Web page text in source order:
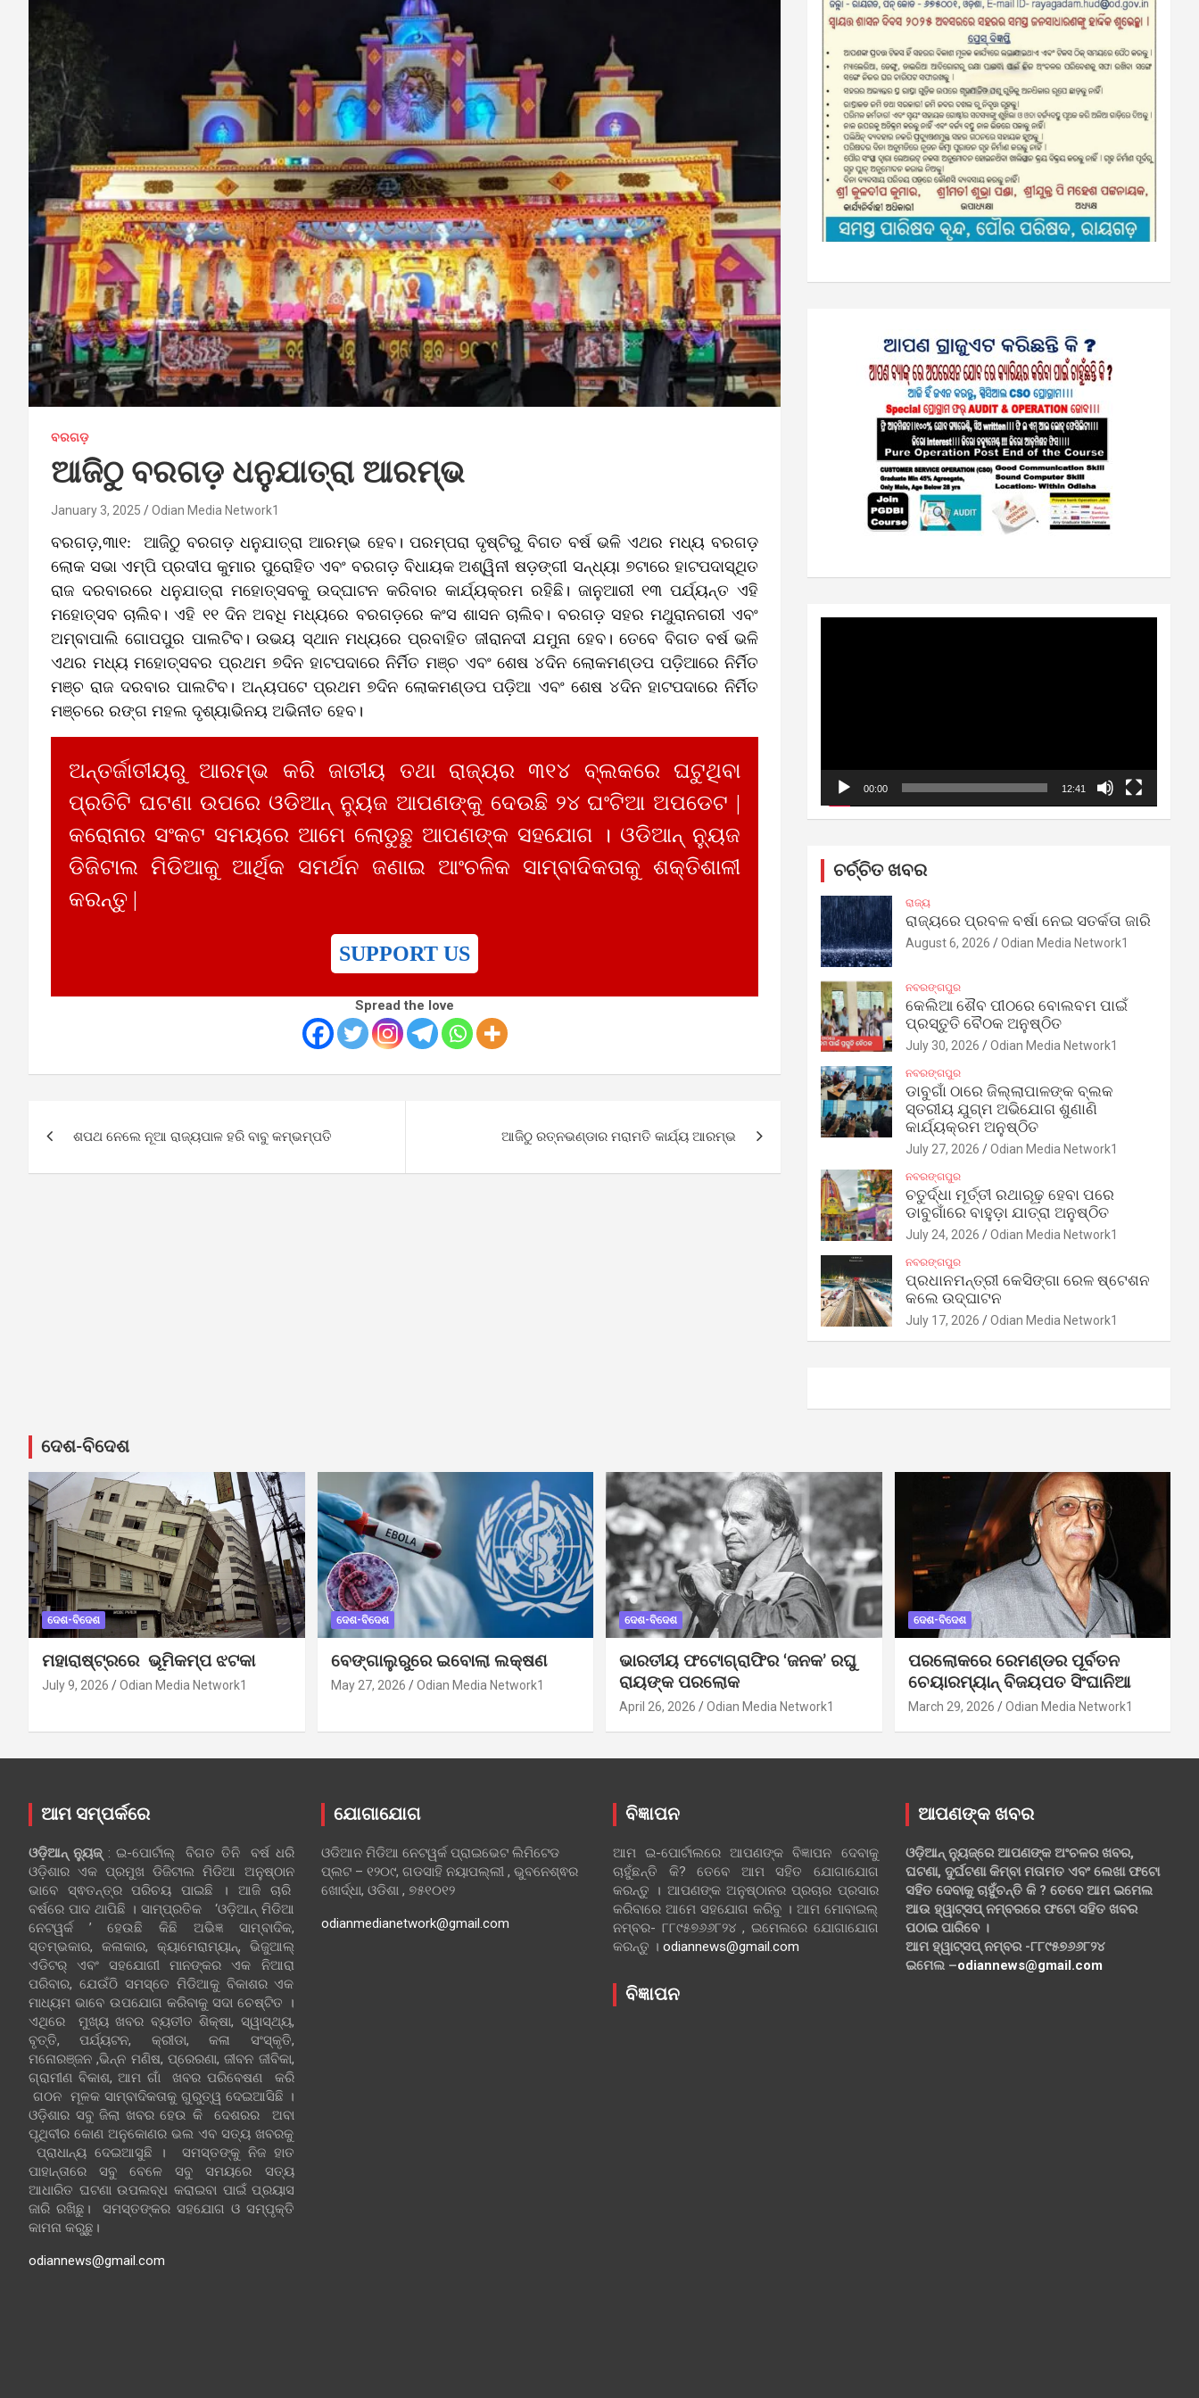
ବରଗଡ଼
ଆଜିଠୁ ବରଗଡ଼ ଧନୁଯାତ୍ରା ଆରମ୍ଭ
January 3, 2025 Odian Media Network1
ବରଗଡ଼,୩ା୧: ଆଜିଠୁ ବରଗଡ଼ ଧନୁଯାତ୍ରା ଆରମ୍ଭ ହେବ। ପରମ୍ପରା ଦୃଷ୍ଟିରୁ ବିଗତ ବର୍ଷ ଭଳି ଏଥର ମଧ୍ୟ ବରଗଡ଼
ଲୋକ ସଭା ଏମ୍‌ପି ପ୍ରଦୀପ କୁମାର ପୁରୋହିତ ଏବଂ ବରଗଡ଼ ବିଧାୟକ ଅଶ୍ୱିନୀ ଷଡ଼ଙ୍ଗୀ ସନ୍ଧ୍ୟା ୭ଟାରେ ହାଟପଦାସ୍ଥିତ
ରାଜ ଦରବାରରେ ଧନୁଯାତ୍ରା ମହୋତ୍ସବକୁ ଉଦ୍‌ଘାଟନ କରିବାର କାର୍ଯ୍ୟକ୍ରମ ରହିଛି। ଜାନୁଆରୀ ୧୩ ପର୍ଯ୍ୟନ୍ତ ଏହି
ମହୋତ୍ସବ ଚାଲିବ। ଏହି ୧୧ ଦିନ ଅବଧି ମଧ୍ୟରେ ବରଗଡ଼ରେ କଂସ ଶାସନ ଚାଲିବ। ବରଗଡ଼ ସହର ମଥୁରାନଗରୀ ଏବଂ
ଅମ୍ବାପାଲି ଗୋପପୁର ପାଲଟିବ। ଉଭୟ ସ୍ଥାନ ମଧ୍ୟରେ ପ୍ରବାହିତ ଜୀରାନଦୀ ଯମୁନା ହେବ। ତେବେ ବିଗତ ବର୍ଷ ଭଳି
ଏଥର ମଧ୍ୟ ମହୋତ୍ସବର ପ୍ରଥମ ୭ଦିନ ହାଟପଦାରେ ନିର୍ମିତ ମଞ୍ଚ ଏବଂ ଶେଷ ୪ଦିନ ଲୋକମଣ୍ଡପ ପଡ଼ିଆରେ ନିର୍ମିତ
ମଞ୍ଚ ରାଜ ଦରବାର ପାଲଟିବ। ଅନ୍ୟପଟେ ପ୍ରଥମ ୭ଦିନ ଲୋକମଣ୍ଡପ ପଡ଼ିଆ ଏବଂ ଶେଷ ୪ଦିନ ହାଟପଦାରେ ନିର୍ମିତ
ମଞ୍ଚରେ ରଙ୍ଗ ମହଲ ଦୃଶ୍ୟାଭିନୟ ଅଭିନୀତ ହେବ।
ଅନ୍ତର୍ଜାତୀୟରୁ ଆରମ୍ଭ କରି ଜାତୀୟ ତଥା ରାଜ୍ୟର ୩୧୪ ବ୍ଲକରେ ଘଟୁଥିବା
ପ୍ରତିଟି ଘଟଣା ଉପରେ ଓଡିଆନ୍ ନ୍ୟୁଜ ଆପଣଙ୍କୁ ଦେଉଛି ୨୪ ଘଂଟିଆ ଅପଡେଟ |
କରୋନାର ସଂକଟ ସମୟରେ ଆମେ ଲୋଡୁଛୁ ଆପଣଙ୍କ ସହଯୋଗ । ଓଡିଆନ୍ ନ୍ୟୁଜ
ଡିଜିଟାଲ ମିଡିଆକୁ ଆର୍ଥିକ ସମର୍ଥନ ଜଣାଇ ଆଂଚଳିକ ସାମ୍ବାଦିକତାକୁ ଶକ୍ତିଶାଳୀ
କରନ୍ତୁ |
SUPPORT US
Spread the love
navigation
ଶପଥ ନେଲେ ନୂଆ ରାଜ୍ୟପାଳ ହରି ବାବୁ କମ୍ଭମ୍‌ପତି ଆଜିଠୁ ରତ୍ନଭଣ୍ଡାର ମରାମତି କାର୍ଯ୍ୟ ଆରମ୍ଭ
00:00 12:41
ଚର୍ଚ୍ଚିତ ଖବର
ରାଜ୍ୟ
ରାଜ୍ୟରେ ପ୍ରବଳ ବର୍ଷା ନେଇ ସତର୍କତା ଜାରି
August 6, 2026 Odian Media Network1
ନବରଙ୍ଗପୁର
କେଲିଆ ଶୈବ ପୀଠରେ ବୋଲବମ ପାଇଁ
ପ୍ରସ୍ତୁତି ବୈଠକ ଅନୁଷ୍ଠିତ
July 30, 2026 Odian Media Network1
ନବରଙ୍ଗପୁର
ଡାବୁଗାଁ ଠାରେ ଜିଲ୍ଲାପାଳଙ୍କ ବ୍ଲକ
ସ୍ତରୀୟ ଯୁଗ୍ମ ଅଭିଯୋଗ ଶୁଣାଣି
କାର୍ଯ୍ୟକ୍ରମ ଅନୁଷ୍ଠିତ
July 27, 2026 Odian Media Network1
ନବରଙ୍ଗପୁର
ଚତୁର୍ଦ୍ଧା ମୂର୍ତ୍ତୀ ରଥାରୂଢ଼ ହେବା ପରେ
ଡାବୁଗାଁରେ ବାହୁଡ଼ା ଯାତ୍ରା ଅନୁଷ୍ଠିତ
July 24, 2026 Odian Media Network1
ନବରଙ୍ଗପୁର
ପ୍ରଧାନମନ୍ତ୍ରୀ କେସିଙ୍ଗା ରେଳ ଷ୍ଟେଶନ
କଲେ ଉଦ୍‌ଘାଟନ
July 17, 2026 Odian Media Network1
ଦେଶ-ବିଦେଶ
ଦେଶ-ବିଦେଶ
ମହାରାଷ୍ଟ୍ରରେ ଭୂମିକମ୍ପ ଝଟକା
July 9, 2026 Odian Media Network1
ଦେଶ-ବିଦେଶ
ବେଙ୍ଗାଲୁରୁରେ ଇବୋଲା ଲକ୍ଷଣ
May 27, 2026 Odian Media Network1
ଦେଶ-ବିଦେଶ
ଭାରତୀୟ ଫଟୋଗ୍ରାଫିର ‘ଜନକ’ ରଘୁ
ରାୟଙ୍କ ପରଲୋକ
April 26, 2026 Odian Media Network1
ଦେଶ-ବିଦେଶ
ପରଲୋକରେ ରେମଣ୍ଡର ପୂର୍ବତନ
ଚେୟାରମ୍ୟାନ୍ ବିଜୟପତ ସିଂଘାନିଆ
March 29, 2026 Odian Media Network1
ଆମ ସମ୍ପର୍କରେ
ଓଡ଼ିଆନ୍‍ ନ୍ୟୁଜ୍‍: ଇ-ପୋର୍ଟାଲ୍ ବିଗତ ତିନି ବର୍ଷ ଧରି
ଓଡ଼ିଶାର ଏକ ପ୍ରମୁଖ ଡିଜିଟାଲ ମିଡିଆ ଅନୁଷ୍ଠାନ
ଭାବେ ସ୍ଵତନ୍ତ୍ର ପରିଚୟ ପାଇଛି । ଆଜି ଚାରି
ବର୍ଷରେ ପାଦ ଥାପିଛି । ସାମ୍ପ୍ରତିକ ‘ଓଡ଼ିଆନ୍‍ ମିଡିଆ
ନେଟୱର୍କ ’ ହେଉଛି କିଛି ଅଭିଜ୍ଞ ସାମ୍ବାଦିକ,
ସ୍ତମ୍ଭକାର, କଳାକାର, କ୍ୟାମେରାମ୍ୟାନ୍, ଭିଜୁଆଲ୍
ଏଡିଟର୍ ଏବଂ ସହଯୋଗୀ ମାନଙ୍କର ଏକ ନିଆରା
ପରିବାର, ଯେଉଁଠି ସମସ୍ତେ ମିଡିଆକୁ ବିକାଶର ଏକ
ମାଧ୍ୟମ ଭାବେ ଉପଯୋଗ କରିବାକୁ ସଦା ଚେଷ୍ଟିତ ।
ଏଥିରେ ମୁଖ୍ୟ ଖବର ବ୍ୟତୀତ ଶିକ୍ଷା, ସ୍ୱାସ୍ଥ୍ୟ,
ବୃତ୍ତି, ପର୍ଯ୍ୟଟନ, କ୍ରୀଡା, କଳା ସଂସ୍କୃତି,
ମନୋରଞ୍ଜନ ,ଭିନ୍ନ ମଣିଷ, ପ୍ରେରଣା, ଜୀବନ ଜୀବିକା,
ଗ୍ରାମୀଣ ବିକାଶ, ଆମ ଗାଁ ଖବର ପରିବେଷଣ କରି
ଗଠନ ମୂଳକ ସାମ୍ବାଦିକତାକୁ ଗୁରୁତ୍ୱ ଦେଇଆସିଛି ।
ଓଡ଼ିଶାର ସବୁ ଜିଲା ଖବର ହେଉ କି ଦେଶରର ଅବା
ପୃଥିବୀର କୋଣ ଅନୁକୋଣର ଭଲ ଏବ ସତ୍ୟ ଖବରକୁ
ପ୍ରାଧାନ୍ୟ ଦେଇଆସୁଛି । ସମସ୍ତଙ୍କୁ ନିଜ ହାତ
ପାହାନ୍ତାରେ ସବୁ ବେଳେ ସବୁ ସମୟରେ ସତ୍ୟ
ଆଧାରିତ ଘଟଣା ଉପଲବ୍ଧ କରାଇବା ପାଇଁ ପ୍ରୟାସ
ଜାରି ରଖିଛୁ। ସମସ୍ତଙ୍କର ସହଯୋଗ ଓ ସମ୍ପୃକ୍ତି
କାମନା କରୁଛୁ।
odiannews@gmail.com
ଯୋଗାଯୋଗ
ଓଡିଆନ ମିଡିଆ ନେଟୱର୍କ ପ୍ରାଇଭେଟ ଲିମିଟେଡ
ପ୍ଲଟ – ୧୨୦୯, ଗଡସାହି ନୟାପଲ୍ଲୀ , ଭୁବନେଶ୍ଵର
ଖୋର୍ଦ୍ଧା, ଓଡିଶା , ୭୫୧୦୧୨
odianmedianetwork@gmail.com
ବିଜ୍ଞାପନ
ଆମ ଇ-ପୋର୍ଟାଲରେ ଆପଣଙ୍କ ବିଜ୍ଞାପନ ଦେବାକୁ
ଚାହୁଁଛନ୍ତି କି? ତେବେ ଆମ ସହିତ ଯୋଗାଯୋଗ
କରନ୍ତୁ । ଆପଣଙ୍କ ଅନୁଷ୍ଠାନର ପ୍ରଚାର ପ୍ରସାର
କରିବାରେ ଆମେ ସହଯୋଗ କରିବୁ । ଆମ ମୋବାଇଲ୍
ନମ୍ବର- ୮୮୯୫୭୬୬୮୨୪ , ଇମେଲରେ ଯୋଗାଯୋଗ
କରନ୍ତୁ । odiannews@gmail.com
ବିଜ୍ଞାପନ
ଆପଣଙ୍କ ଖବର
ଓଡ଼ିଆନ୍ ନ୍ୟୁଜ୍‌ରେ ଆପଣଙ୍କ ଅଂଚଳର ଖବର,
ଘଟଣା, ଦୁର୍ଘଟଣା କିମ୍ବା ମତାମତ ଏବଂ ଲେଖା ଫଟୋ
ସହିତ ଦେବାକୁ ଚାହୁଁଚନ୍ତି କି ? ତେବେ ଆମ ଇମେଲ
ଆଉ ହ୍ୱାଟ୍‌ସପ୍ ନମ୍ବରରେ ଫଟୋ ସହିତ ଖବର
ପଠାଇ ପାରିବେ ।
ଆମ ହ୍ୱାଟ୍‌ସପ୍ ନମ୍ବର -୮୮୯୫୭୬୬୮୨୪
ଇମେଲ –odiannews@gmail.com